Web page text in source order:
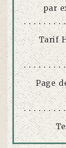
par
Tarif
Page